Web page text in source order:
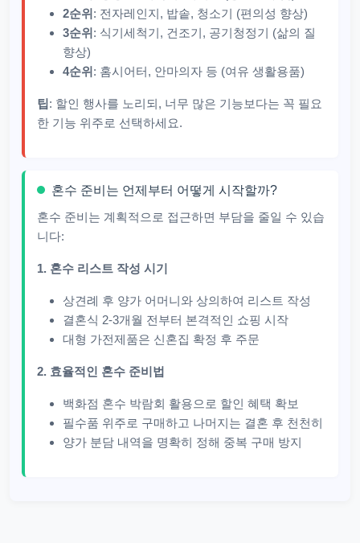
2순위 : 전자레인지, 밥솥, 청소기 (편의성 향상)
3순위 : 식기세척기, 건조기, 공기청정기 (삶의 질
향상)
4순위 : 홈시어터, 안마의자 등 (여유 생활용품)
팁 : 할인 행사를 노리되, 너무 많은 기능보다는 꼭 필요
한 기능 위주로 선택하세요.
혼수 준비는 언제부터 어떻게 시작할까?
혼수 준비는 계획적으로 접근하면 부담을 줄일 수 있습
니다:
1. 혼수 리스트 작성 시기
상견례 후 양가 어머니와 상의하여 리스트 작성
결혼식 2-3개월 전부터 본격적인 쇼핑 시작
대형 가전제품은 신혼집 확정 후 주문
2. 효율적인 혼수 준비법
백화점 혼수 박람회 활용으로 할인 혜택 확보
필수품 위주로 구매하고 나머지는 결혼 후 천천히
양가 분담 내역을 명확히 정해 중복 구매 방지